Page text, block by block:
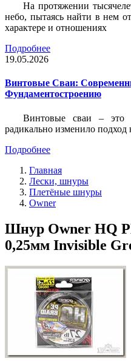
На протяжении
небо, пытаясь найти в нем
характере и отношениях
Подробнее
19.05.2026
Винтовые Сваи:
Фундаментостроению
Винтовые сваи – это
радикально изменило подход
Подробнее
Главная
Лески, шнуры
Плетёные шнуры
Owner
Шнур Owner HQ
0,25мм Invisible